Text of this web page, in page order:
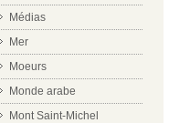
Médias
Mer
Moeurs
Monde arabe
Mont Saint-Michel